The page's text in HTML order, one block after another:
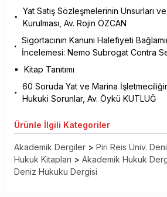
Yat Satış Sözleşmelerinin Unsurları
Kurulması, Av. Rojin ÖZCAN
Sigortacının Kanuni Halefiyeti
İncelemesi: Nemo Subrogat Contra
Kitap Tanıtımı
60 Soruda Yat ve Marina
Hukuki Sorunlar, Av. Öykü KUTLUĞ
Ürünle İlgili Kategoriler
Akademik Dergiler > Piri Reis Üniv.
Hukuk Kitapları > Akademik Hukuk
Deniz Hukuku Dergisi